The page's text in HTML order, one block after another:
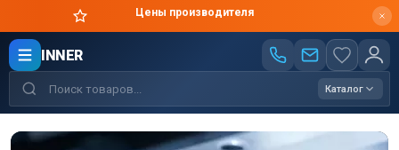
Цены производителя
INNER
Каталог